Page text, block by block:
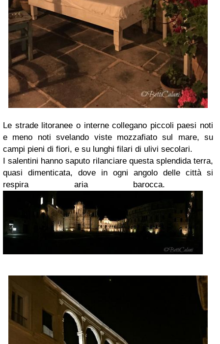
Le strade litoranee o interne collegano piccoli paesi noti
e meno noti svelando viste mozzafiato sul mare, su
campi pieni di fiori, e su lunghi filari di ulivi secolari.
I salentini hanno saputo rilanciare questa splendida terra,
quasi dimenticata, dove in ogni angolo delle città si
respira aria barocca.